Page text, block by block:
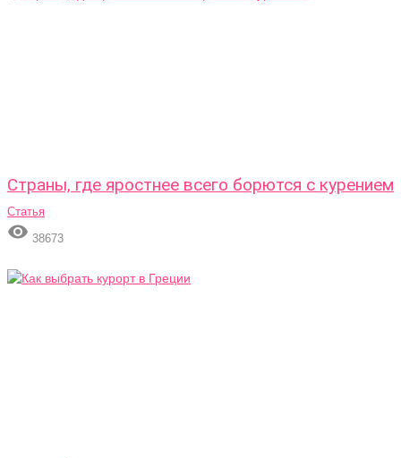
Страны, где яростнее всего борются с курением
Статья
 38673